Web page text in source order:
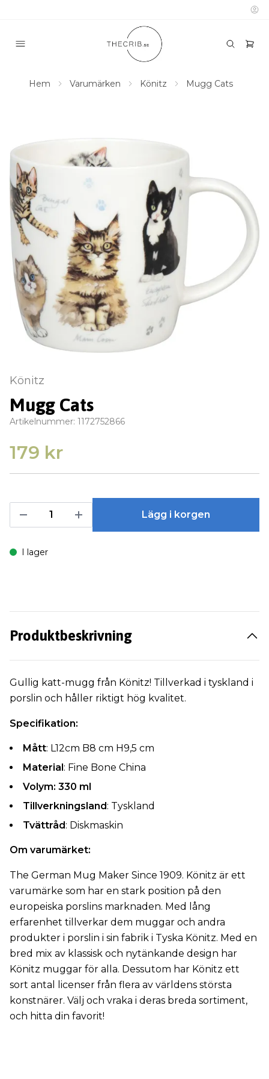
Hem Varumärken Könitz Mugg Cats
Könitz
Mugg Cats
Artikelnummer: 1172752866
179 kr
Lägg i korgen
I lager
Produktbeskrivning
Gullig katt-mugg från Könitz! Tillverkad i tyskland i
porslin och håller riktigt hög kvalitet.
Specifikation:
Mått: L12cm B8 cm H9,5 cm
Material: Fine Bone China
Volym: 330 ml
Tillverkningsland: Tyskland
Tvättråd: Diskmaskin
Om varumärket:
The German Mug Maker Since 1909. Könitz är ett
varumärke som har en stark position på den
europeiska porslins marknaden. Med lång
erfarenhet tillverkar dem muggar och andra
produkter i porslin i sin fabrik i Tyska Könitz. Med en
bred mix av klassisk och nytänkande design har
Könitz muggar för alla. Dessutom har Könitz ett
sort antal licenser från flera av världens största
konstnärer. Välj och vraka i deras breda sortiment,
och hitta din favorit!